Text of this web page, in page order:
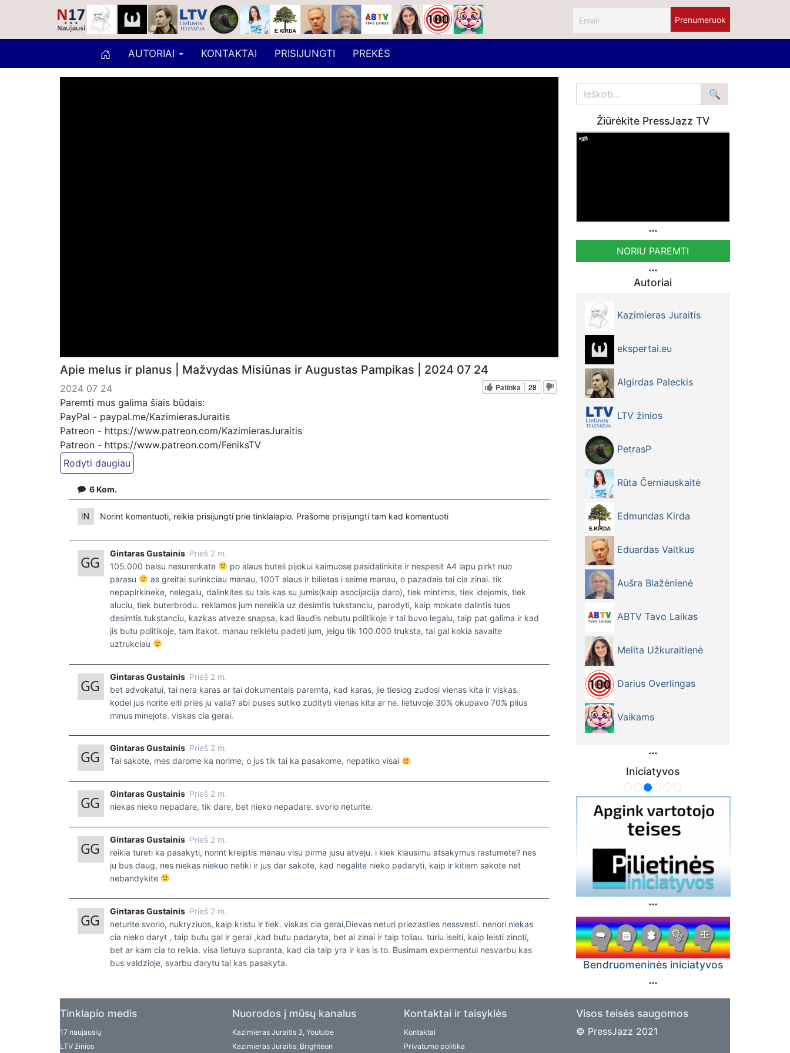
AUTORIAI KONTAKTAI PRISIJUNGTI PREKĖS
Apie melus ir planus | Mažvydas Misiūnas ir Augustas Pampikas | 2024 07 24
2024 07 24 Patinka 28
Paremti mus galima šiais būdais:
PayPal - paypal.me/KazimierasJuraitis
Patreon - https://www.patreon.com/KazimierasJuraitis
Patreon - https://www.patreon.com/FeniksTV
Bankiniu pavedimu - Gavėjas - Kazimieras Juraitis,
Bankas MONESE, SWIFT (BIC) kodas PESOBEB1
6Kom.
Norint komentuoti, reikia prisijungti prie tinklalapio. Prašome prisijungti tam kad komentuoti
Gintaras Gustainis Prieš 2 m.
105.000 balsu nesurenkate
po alaus buteli pijokui kaimuose pasidalinkite ir nespesit A4 lapu pirkt nuo
parasu
as greitai surinkciau manau, 100T alaus ir bilietas i seime manau, o pazadais tai cia zinai. tik
nepapirkineke, nelegalu, dalinkites su tais kas su jumis(kaip asocijacija daro), tiek mintimis, tiek idejomis, tiek
aluciu, tiek buterbrodu. reklamos jum nereikia uz desimtis tukstanciu, parodyti, kaip mokate dalintis tuos
desimtis tukstanciu, kazkas atveze snapsa, kad liaudis nebutu politikoje ir tai buvo legalu, taip pat galima ir kad
jis butu politikoje, tam itakot. manau reikietu padeti jum, jeigu tik 100.000 truksta, tai gal kokia savaite
uztrukciau
Gintaras Gustainis Prieš 2 m.
bet advokatui, tai nera karas ar tai dokumentais paremta, kad karas, jie tiesiog zudosi vienas kita ir viskas.
kodel jus norite eiti pries ju valia? abi puses sutiko zudityti vienas kita ar ne. lietuvoje 30% okupavo 70% plius
minus minejote. viskas cia gerai.
Gintaras Gustainis Prieš 2 m.
Tai sakote, mes darome ka norime, o jus tik tai ka pasakome, nepatiko visai
Gintaras Gustainis Prieš 2 m.
niekas nieko nepadare, tik dare, bet nieko nepadare. svorio neturite.
Gintaras Gustainis Prieš 2 m.
reikia tureti ka pasakyti, norint kreiptis manau visu pirma jusu atveju. i kiek klausimu atsakymus rastumete? nes
ju bus daug, nes niekas niekuo netiki ir jus dar sakote, kad negalite nieko padaryti, kaip ir kitiem sakote net
nebandykite
Gintaras Gustainis Prieš 2 m.
neturite svorio, nukryziuos, kaip kristu ir tiek. viskas cia gerai,Dievas neturi priezasties nessvesti. nenori niekas
cia nieko daryt , taip butu gal ir gerai ,kad butu padaryta, bet ai zinai ir taip toliau. turiu iseiti, kaip leisti zinoti,
bet ar kam cia to reikia. visa lietuva supranta, kad cia taip yra ir kas is to. Busimam expermentui nesvarbu kas
bus valdzioje, svarbu darytu tai kas pasakyta.
Žiūrėkite PressJazz TV
NORIU PAREMTI
Autoriai
Kazimieras Juraitis
ekspertai.eu
Algirdas Paleckis
LTV žinios
PetrasP
Rūta Černiauskaitė
Edmundas Kirda
Eduardas Vaitkus
Aušra Blažėnienė
ABTV Tavo Laikas
Melita Užkuraitienė
Darius Overlingas
Vaikams
Iniciatyvos
Bendruomeninės iniciatyvos
Tinklapio medis
17 naujausių
LTV žinios
Nuorodos į mūsų kanalus
Kazimieras Juraitis 3, Youtube
Kazimieras Juraitis, Brighteon
Kontaktai ir taisyklės
Kontaktai
Privatumo politika
Visos teisės saugomos
© PressJazz 2021